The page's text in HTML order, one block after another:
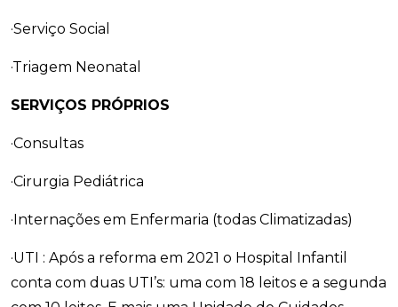
·Serviço Social
·Triagem Neonatal
SERVIÇOS PRÓPRIOS
·Consultas
·Cirurgia Pediátrica
·Internações em Enfermaria (todas Climatizadas)
·UTI : Após a reforma em 2021 o Hospital Infantil
conta com duas UTI’s: uma com 18 leitos e a segunda